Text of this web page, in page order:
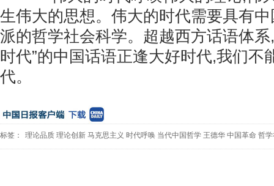
生伟大的思想。伟大的时代需要具有
派的哲学社会科学。超越西方话语体
时代”的中国话语正逢大好时代,我们不
代。
标签： 理论品质 理论创新 马克思主义 时代呼唤 当代中国哲学 王德华 中国革命 哲